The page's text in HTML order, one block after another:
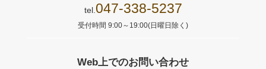
tel. 047-338-5237
受付時間 9:00～19:00(日曜日除く)
Web上でのお問い合わせ